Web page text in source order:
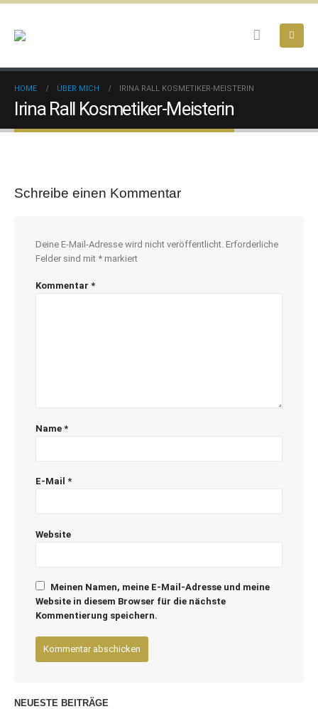
HOME ÜBER MICH IRINA RALL KOSMETIKER-MEISTERIN
Irina Rall Kosmetiker-Meisterin
Schreibe einen Kommentar
Deine E-Mail-Adresse wird nicht veröffentlicht. Erforderliche
Felder sind mit * markiert
Kommentar *
Name *
E-Mail *
Website
Meinen Namen, meine E-Mail-Adresse und meine
Website in diesem Browser für die nächste
Kommentierung speichern.
NEUESTE BEITRÄGE